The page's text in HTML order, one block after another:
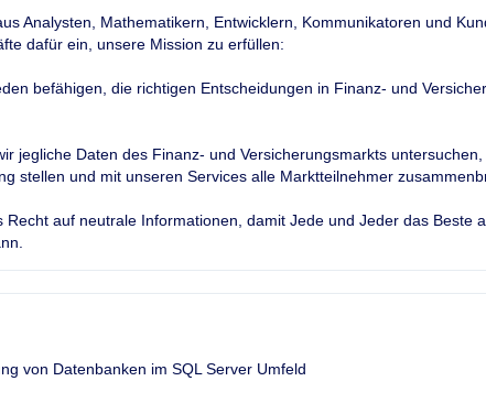
Analysten, Mathematikern, Entwicklern, Kommunikatoren und
dafür ein, unsere Mission zu erfüllen:
befähigen, die richtigen Entscheidungen in Finanz- und
jegliche Daten des Finanz- und Versicherungsmarkts
stellen und mit unseren Services alle Marktteilnehmer
Recht auf neutrale Informationen, damit Jede und Jeder das Beste
von Datenbanken im SQL Server Umfeld